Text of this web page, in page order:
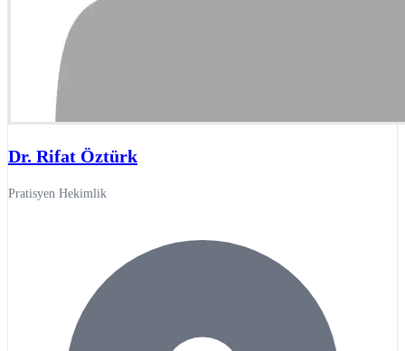
Dr. Rifat Öztürk
Pratisyen Hekimlik